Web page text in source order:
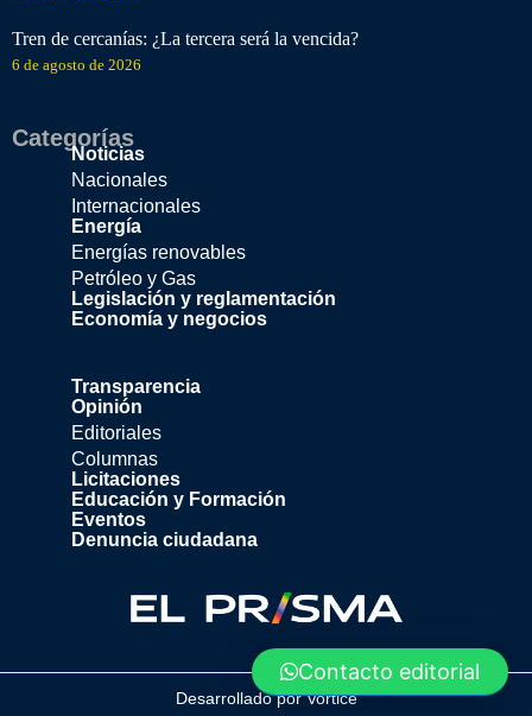
Tren de cercanías: ¿La tercera será la vencida?
6 de agosto de 2026
Categorías
Noticias
Nacionales
Internacionales
Energía
Energías renovables
Petróleo y Gas
Legislación y reglamentación
Economía y negocios
Transparencia
Opinión
Editoriales
Columnas
Licitaciones
Educación y Formación
Eventos
Denuncia ciudadana
Desarrollado porVortice
Contacto editorial